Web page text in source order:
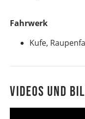
Fahrwerk
Kufe,
Videos und